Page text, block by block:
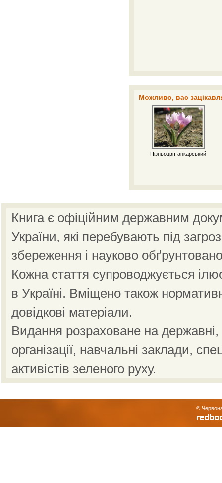
Можливо, вас
Пізньоцвіт анкарський
Книга є офіційним державним
України, які перебувають під
збереження і науково
Кожна стаття супроводжується
в Україні. Вміщено також
довідкові матеріали.
Видання розраховане на державні,
організації, навчальні заклади,
активістів зеленого руху.
©